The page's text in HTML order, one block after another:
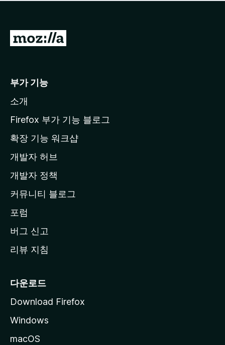
점
습
니
M
l
a
페
이
지
이
동
부가 기능
소개
Firefox 부가 기능 블로그
확장 기능 워크샵
개발자 허브
개발자 정책
커뮤니티 블로그
포럼
버그 신고
리뷰 지침
다운로드
Download Firefox
Windows
macOS